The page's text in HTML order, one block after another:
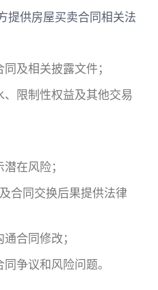
提供房屋买卖合同相关法
及相关披露文件；
限制性权益及其他交易
在风险；
合同交换后果提供法律
合同修改；
争议和风险问题。